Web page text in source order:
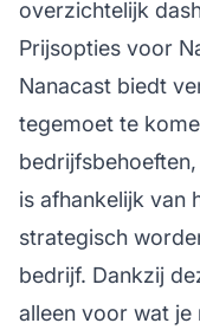
overzichtelijk
Prijsopties voor
Nanacast biedt
tegemoet te
is afhankelijk van
strategisch
bedrijf. Dankzij
alleen voor wat